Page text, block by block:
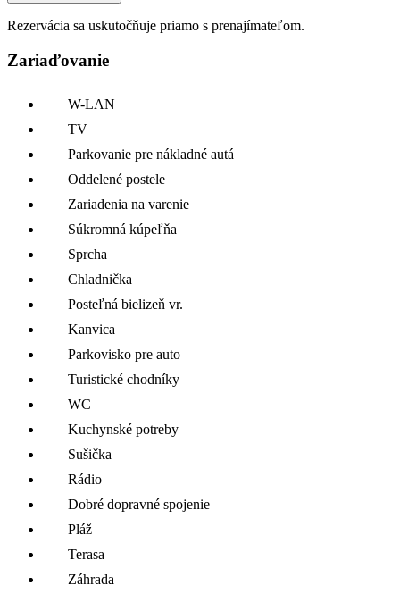
Rezervácia sa uskutočňuje priamo s prenajímateľom.
Zariaďovanie
W-LAN
TV
Parkovanie pre nákladné autá
Oddelené postele
Zariadenia na varenie
Súkromná kúpeľňa
Sprcha
Chladnička
Posteľná bielizeň vr.
Kanvica
Parkovisko pre auto
Turistické chodníky
WC
Kuchynské potreby
Sušička
Rádio
Dobré dopravné spojenie
Pláž
Terasa
Záhrada